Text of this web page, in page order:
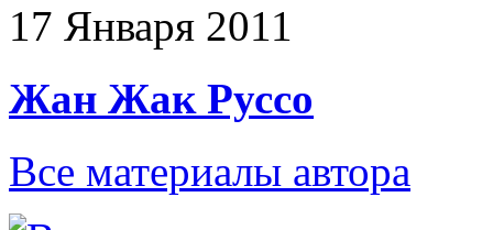
17 Января 2011
Жан Жак Руссо
Все материалы автора